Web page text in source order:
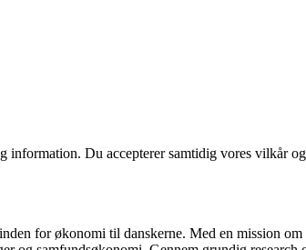
information. Du accepterer samtidig vores vilkår
for økonomi til danskerne. Med en mission